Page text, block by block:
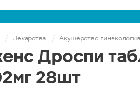
Лекарства Акушерство гинекология
Дроспи
28шт